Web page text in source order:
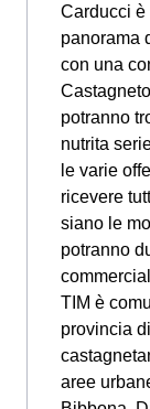
Carducci è
panorama
con una
potranno
nutrita
le varie
ricevere
siano le
potranno
TIM è
provincia
aree